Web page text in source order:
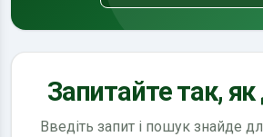
Запитайте так,
Введіть запит і пошук знайде